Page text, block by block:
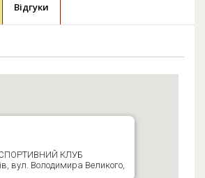
Відгуки
КЛУБ
вул. Володимира Великого,